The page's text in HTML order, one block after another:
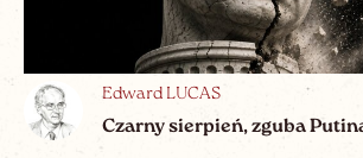
Edward LUCAS
Czarny sierpień, zguba